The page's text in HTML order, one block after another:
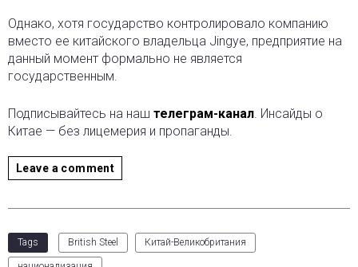
Однако, хотя государство контролировало компанию
вместо ее китайского владельца Jingye, предприятие на
данный момент формально не является
государственным.
Подписывайтесь на наш телеграм-канал. Инсайды о
Китае — без лицемерия и пропаганды.
Leave a comment
Tags British Steel Китай-Великобритания